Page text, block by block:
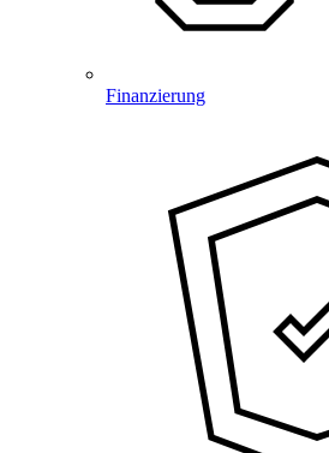
Finanzierung